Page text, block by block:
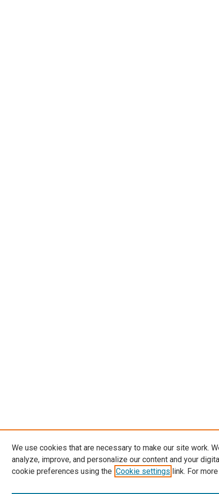
We use cookies that are necessary to make our site work.
analyze, improve, and personalize our content and your
cookie preferences using the Cookie settings link. For